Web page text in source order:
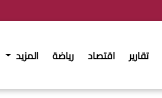
تقارير اقتصاد رياضة المزيد